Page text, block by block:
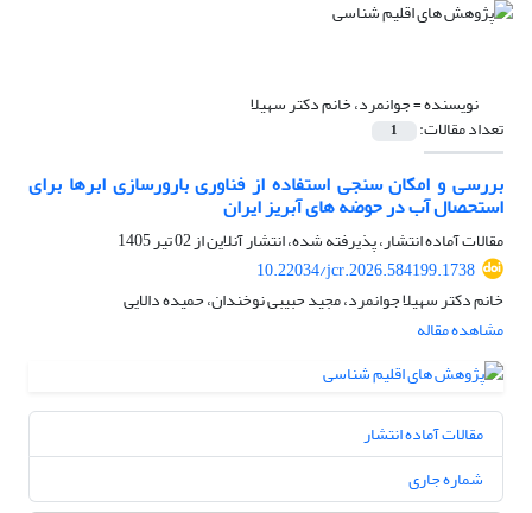
نویسنده =جوانمرد، خانم دکتر سهیلا
تعداد مقالات: 1
بررسی و امکان سنجی استفاده از فناوری بارورسازی ابرها برای
استحصال آب در حوضه های آبریز ایران
مقالات آماده انتشار، پذیرفته شده، انتشار آنلاین از02 تیر 1405
10.22034/jcr.2026.584199.1738
خانم دکتر سهیلا جوانمرد، مجید حبیبی نوخندان، حمیده دالایی
مشاهده مقاله
مقالات آماده انتشار
شماره جاری